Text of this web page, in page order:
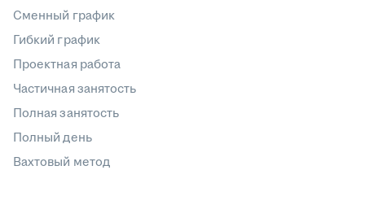
Сменный график
Гибкий график
Проектная работа
Частичная занятость
Полная занятость
Полный день
Вахтовый метод